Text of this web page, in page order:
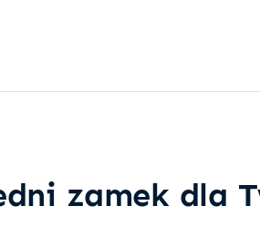
zamek dla